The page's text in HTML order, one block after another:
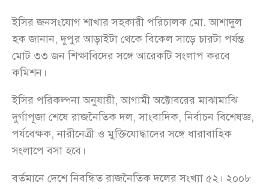
ইসির জনসংযোগ শাখার সহকারী পরিচালক মো. আশাদুল
হক জানান, দুপুর আড়াইটা থেকে বিকেল সাড়ে চারটা পর্যন্ত
মোট ৩৩ জন শিক্ষাবিদের সঙ্গে আরেকটি সংলাপ করবে
কমিশন।
ইসির পরিকল্পনা অনুযায়ী, আগামী অক্টোবরের মাঝামাঝি
দুর্গাপূজা শেষে রাজনৈতিক দল, সাংবাদিক, নির্বাচন বিশেষজ্ঞ,
পর্যবেক্ষক, নারীনেত্রী ও মুক্তিযোদ্ধাদের সঙ্গে ধারাবাহিক
সংলাপে বসা হবে।
বর্তমানে দেশে নিবন্ধিত রাজনৈতিক দলের সংখ্যা ৫২। ২০০৮